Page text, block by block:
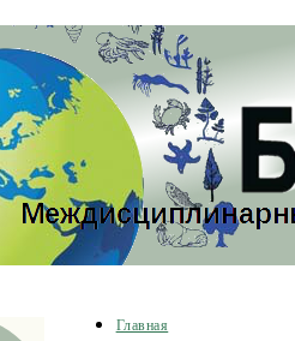
Главная